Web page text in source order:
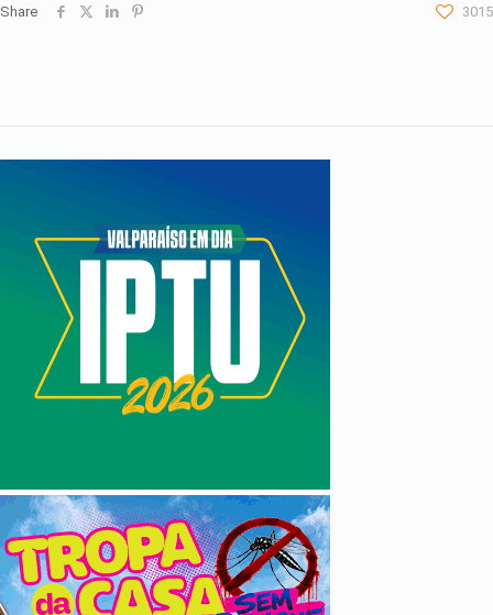
Share 3015